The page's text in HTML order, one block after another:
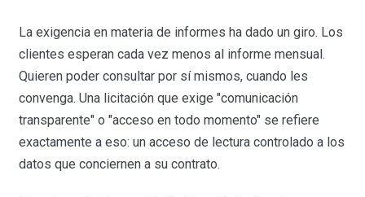
La exigencia en materia de informes ha dado un giro. Los
clientes esperan cada vez menos al informe mensual.
Quieren poder consultar por sí mismos, cuando les
convenga. Una licitación que exige "comunicación
transparente" o "acceso en todo momento" se refiere
exactamente a eso: un acceso de lectura controlado a los
datos que conciernen a su contrato.